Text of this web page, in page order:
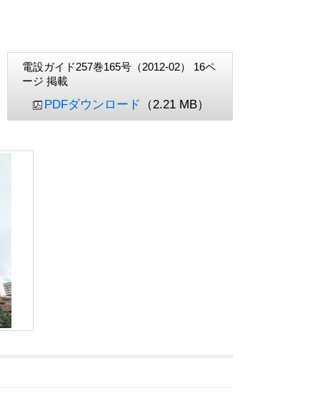
電設ガイド257巻165号（2012-02） 16ペ
ージ 掲載
PDFダウンロード （2.21 MB）